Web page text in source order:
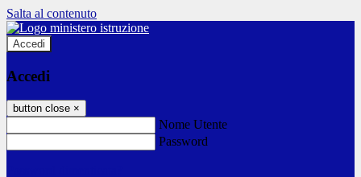
Salta al contenuto
Accedi
Accedi
button close ×
Nome Utente
Password